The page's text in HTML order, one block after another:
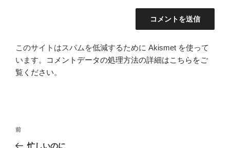
このサイトはスパムを低減するために Akismet を使って
います。
コメントデータの処理方法の詳細はこちらをご
覧ください。
投
前
の
前
忙しいのに